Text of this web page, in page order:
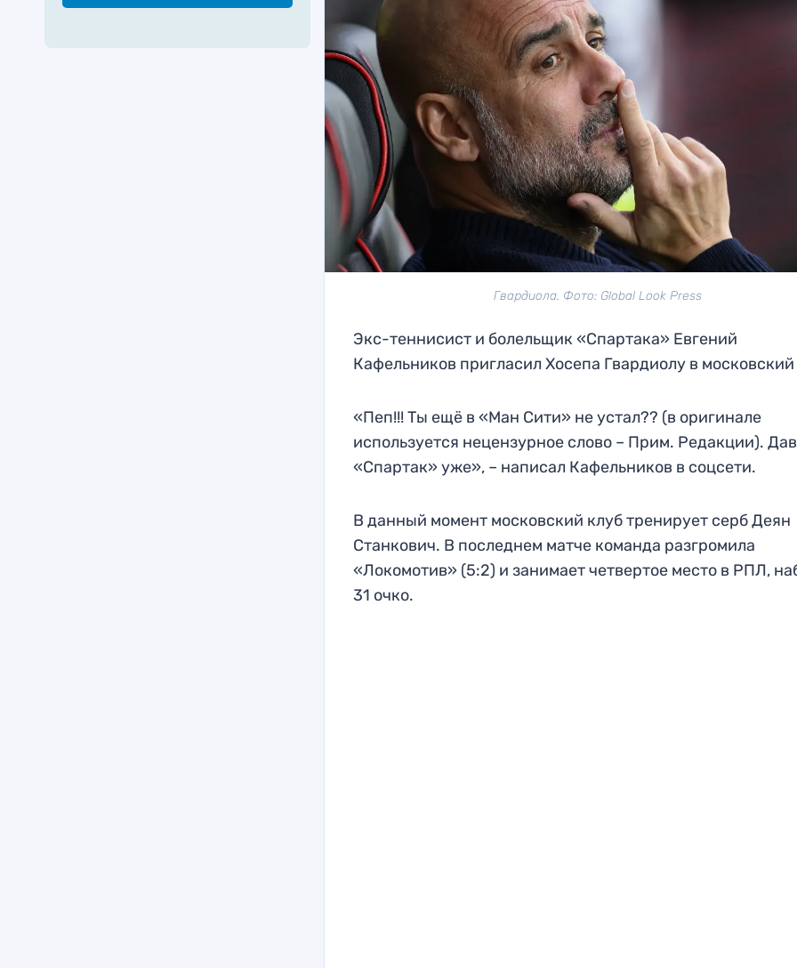
Гвардиола. Фото: Global Look Press
Экс-теннисист и болельщик «Спартака» Евгений
Кафельников пригласил Хосепа Гвардиолу в
«Пеп!!! Ты ещё в «Ман Сити» не устал?? (в оригинале
используется нецензурное слово – Прим. Редакции).
«Спартак» уже», – написал Кафельников в соцсети.
В данный момент московский клуб тренирует серб Деян
Станкович. В последнем матче команда разгромила
«Локомотив» (5:2) и занимает четвертое место в РПЛ,
31 очко.